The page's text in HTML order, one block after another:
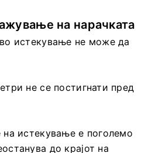
на нарачката
истекување не може да
не се постигнати пред
истекување е поголемо
до крајот на